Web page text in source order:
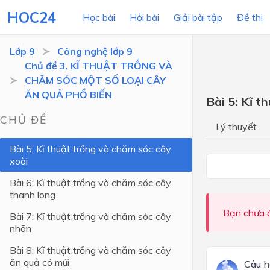
HOC24 Học bài Hỏi bài Giải bài tập Đề thi
LỚP HỌC
Lớp 11
Lớp 9
Lớp 6
Lớp 9
Công nghệ lớp 9
Chủ đề 3. KĨ THUẬT TRỒNG VÀ
CHĂM SÓC MỘT SỐ LOẠI CÂY
ĂN QUẢ PHỔ BIẾN
CHỦ ĐỀ
Bài 5: Kĩ thuật trồng và chăm sóc cây
xoài
Bài 6: Kĩ thuật trồng và chăm sóc cây
thanh long
Bài 7: Kĩ thuật trồng và chăm sóc cây
nhãn
Bài 8: Kĩ thuật trồng và chăm sóc cây
ăn quả có múi
Bài 5: Kĩ
Lý thuyết
Bạn chưa
Câu